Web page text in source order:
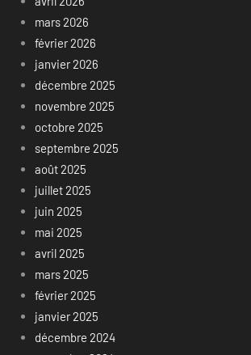
mars 2026
février 2026
janvier 2026
décembre 2025
novembre 2025
octobre 2025
septembre 2025
août 2025
juillet 2025
juin 2025
mai 2025
avril 2025
mars 2025
février 2025
janvier 2025
décembre 2024